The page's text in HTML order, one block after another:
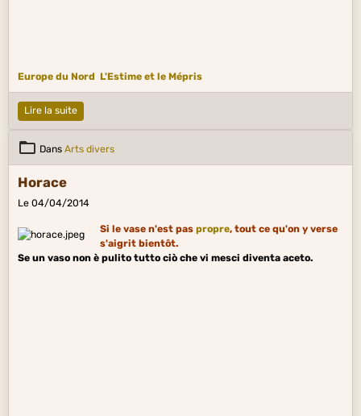
Europe du Nord L'Estime et le Mépris
Lire la suite
Dans Arts divers
Horace
Le 04/04/2014
Si le vase n'est pas propre, tout ce qu'on y verse
s'aigrit bientôt.
Se un vaso non è pulito tutto ciò che vi mesci diventa aceto.